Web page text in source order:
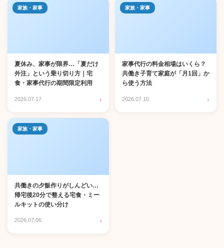
家族・家事
夏休み、家事が限界…「夏だけ
外注」という乗り切り方｜宅
食・家事代行の期間限定利用
2026.07.17 ›
家族・家事
家事代行の料金相場はいくら？
共働き子育て家庭が「月1回」か
ら使う方法
2026.07.10 ›
家族・家事
共働きの夕飯作りがしんどい…
帰宅後20分で整える宅食・ミー
ルキットの使い分け
2026.07.06 ›